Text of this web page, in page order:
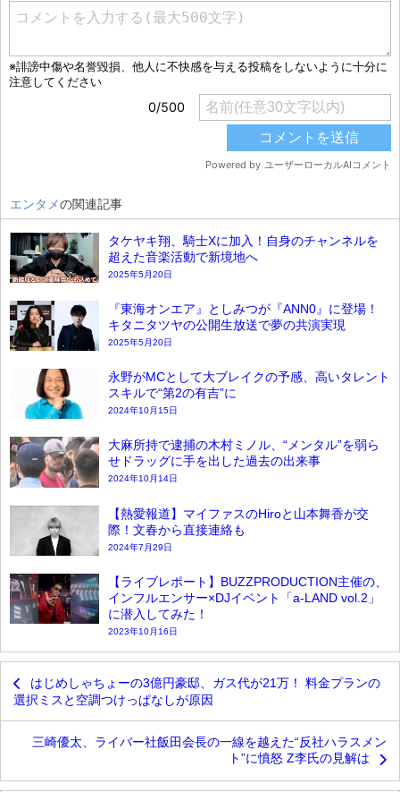
エンタメの関連記事
タケヤキ翔、騎士Xに加入！自身のチャンネルを
超えた音楽活動で新境地へ
2025年5月20日
『東海オンエア』としみつが『ANN0』に登場！
キタニタツヤの公開生放送で夢の共演実現
2025年5月20日
永野がMCとして大ブレイクの予感、高いタレント
スキルで“第2の有吉”に
2024年10月15日
大麻所持で逮捕の木村ミノル、“メンタル”を弱ら
せドラッグに手を出した過去の出来事
2024年10月14日
【熱愛報道】マイファスのHiroと山本舞香が交
際！文春から直接連絡も
2024年7月29日
【ライブレポート】BUZZPRODUCTION主催の、
インフルエンサー×DJイベント「a-LAND vol.2」
に潜入してみた！
2023年10月16日
はじめしゃちょーの3億円豪邸、ガス代が21万！ 料金プランの
選択ミスと空調つけっぱなしが原因
三崎優太、ライバー社飯田会長の一線を越えた“反社ハラスメン
ト”に憤怒 Z李氏の見解は